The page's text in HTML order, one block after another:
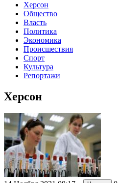
Херсон
Общество
Власть
Политика
Экономика
Происшествия
Спорт
Культура
Репортажи
Херсон